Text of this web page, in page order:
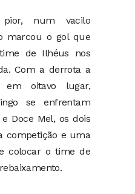
num vacilo
marcou o gol que
de Ilhéus nos
Com a derrota a
em oitavo lugar,
se enfrentam
Doce Mel, os dois
competição e uma
colocar o time de